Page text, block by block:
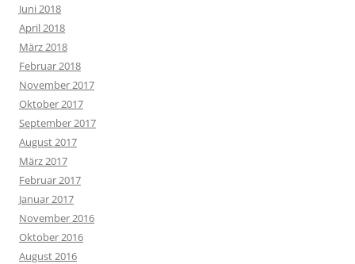
Juni 2018
April 2018
März 2018
Februar 2018
November 2017
Oktober 2017
September 2017
August 2017
März 2017
Februar 2017
Januar 2017
November 2016
Oktober 2016
August 2016